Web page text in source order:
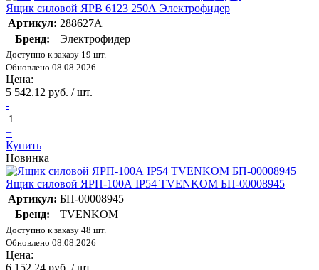
Ящик силовой ЯРВ 6123 250А Электрофидер
Артикул: 288627А
Бренд:
Электрофидер
Доступно к заказу 19 шт.
Обновлено 08.08.2026
Цена:
5 542.12 руб. / шт.
-
+
Купить
Новинка
Ящик силовой ЯРП-100А IP54 TVENKOM БП-00008945
Артикул: БП-00008945
Бренд:
TVENKOM
Доступно к заказу 48 шт.
Обновлено 08.08.2026
Цена:
6 152.24 руб. / шт.